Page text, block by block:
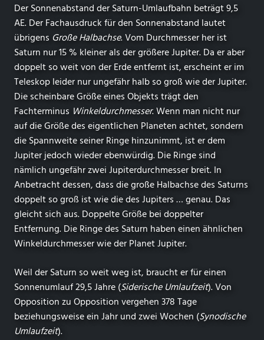
Der Sonnenabstand der Saturn-Umlaufbahn beträgt 9,5
AE. Der Fachausdruck für den Sonnenabstand lautet
übrigens Große Halbachse. Vom Durchmesser her ist
Saturn nur 15 % kleiner als der größere Jupiter. Da er aber
doppelt so weit von der Erde entfernt ist, erscheint er im
Teleskop leider nur ungefähr halb so groß wie der Jupiter.
Die scheinbare Größe eines Objekts trägt den
Fachterminus Winkeldurchmesser. Wenn man nicht nur
auf die Größe des eigentlichen Planeten achtet, sondern
die Spannweite seiner Ringe hinzunimmt, ist er dem
Jupiter jedoch wieder ebenwürdig. Die Ringe sind
nämlich ungefähr zwei Jupiterdurchmesser breit. In
Anbetracht dessen, dass die große Halbachse des Saturns
doppelt so groß ist wie die des Jupiters … genau. Das
gleicht sich aus. Doppelte Größe bei doppelter
Entfernung. Die Ringe des Saturn haben einen ähnlichen
Winkeldurchmesser wie der Planet Jupiter.
Weil der Saturn so weit weg ist, braucht er für einen
Sonnenumlauf 29,5 Jahre (Siderische Umlaufzeit). Von
Opposition zu Opposition vergehen 378 Tage
beziehungsweise ein Jahr und zwei Wochen (Synodische
Umlaufzeit).